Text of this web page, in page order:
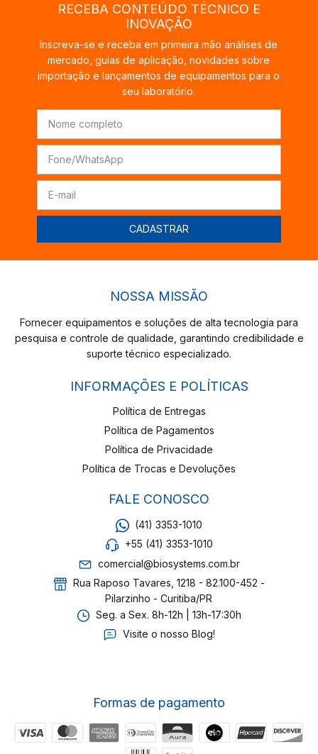
RECEBA CONTEÚDO TÉCNICO E
INOVAÇÃO
Inscreva-se e receba em primeira mão análises de
mercado, guias de aplicação, novidades sobre
importação e lançamentos de equipamentos para o
seu laboratório.
NOSSA MISSÃO
Fornecer equipamentos e soluções de alta tecnologia para
pesquisa e controle de qualidade, garantindo credibilidade e
suporte técnico especializado.
INFORMAÇÕES E POLÍTICAS
Política de Entregas
Política de Pagamentos
Política de Privacidade
Política de Trocas e Devoluções
FALE CONOSCO
(41) 3353-1010
+55 (41) 3353-1010
comercial@biosystems.com.br
Rua Raposo Tavares, 1218 - 82.100-452 -
Pilarzinho - Curitiba/PR
Seg. a Sex. 8h-12h | 13h-17:30h
Visite o nosso Blog!
Formas de pagamento